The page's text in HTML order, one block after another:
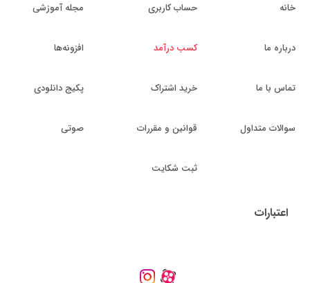
خانه
درباره ما
تماس با ما
سوالات متداول
حساب کاربری
کسب درآمد
خرید اشتراک
قوانین و مقررات
ثبت شکایت
مجله آموزشی
افزونه‌ها
پکیج دانلودی
صوتی
اعتبارات